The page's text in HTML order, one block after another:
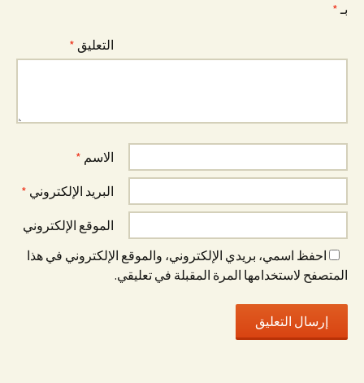
بـ*
التعليق *
الاسم *
البريد الإلكتروني *
الموقع الإلكتروني
احفظ اسمي، بريدي الإلكتروني، والموقع الإلكتروني في هذا
المتصفح لاستخدامها المرة المقبلة في تعليقي.